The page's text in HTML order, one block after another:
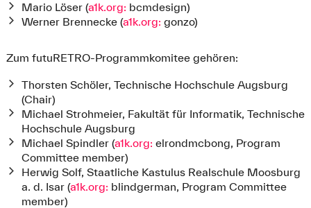
Mario Löser (a1k.org: bcmdesign)
Werner Brennecke (a1k.org: gonzo)
Zum futuRETRO-Programmkomitee gehören:
Thorsten Schöler, Technische Hochschule Augsburg
(Chair)
Michael Strohmeier, Fakultät für Informatik, Technische
Hochschule Augsburg
Michael Spindler (a1k.org: elrondmcbong, Program
Committee member)
Herwig Solf, Staatliche Kastulus Realschule Moosburg
a. d. Isar (a1k.org: blindgerman, Program Committee
member)